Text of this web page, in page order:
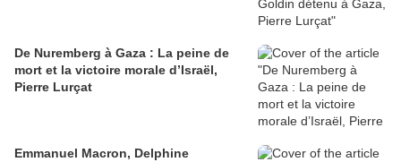
De Nuremberg à Gaza : La peine de
mort et la victoire morale d’Israël,
Pierre Lurçat
Emmanuel Macron, Delphine